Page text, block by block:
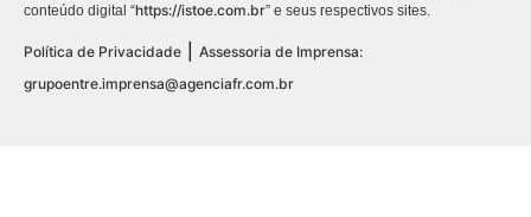
conteúdo digital “https://istoe.com.br” e seus respectivos sites.
Política de Privacidade
Assessoria de Imprensa:
grupoentre.imprensa@agenciafr.com.br